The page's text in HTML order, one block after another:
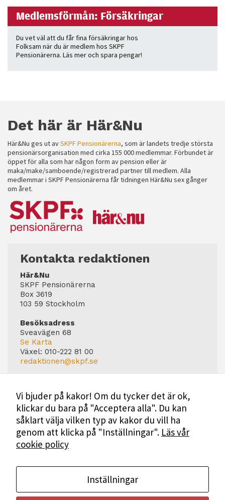
Medlemsförmån: Försäkringar
Du vet väl att du får fina försäkringar hos
Folksam när du är medlem hos SKPF
Pensionärerna. Läs mer och spara pengar!
Det här är Här&Nu
Här&Nu ges ut avSKPF Pensionärerna, som är landets tredje största
pensionärsorganisation med cirka 155 000 medlemmar. Förbundet är
öppet för alla som har någon form av pension eller är
maka/make/samboende/registrerad partner till medlem. Alla
medlemmar i SKPF Pensionärerna får tidningen Här&Nu sex gånger
om året.
Kontakta redaktionen
Här&Nu
SKPF Pensionärerna
Box 3619
103 59 Stockholm
Besöksadress
Sveavägen 68
Se Karta
Växel: 010-222 81 00
redaktionen@skpf.se
Markus Dahlberg
Tel: 0720-88 17 17
markus.dahlberg@skpf.se
Annonsering
Swartling & Bergström Media
Birger Jarlsgatan 110
Tel: 08-545 160 60
Vi bjuder på kakor! Om du tycker det är ok,
klickar du bara på "Acceptera alla". Du kan
såklart välja vilken typ av kakor du vill ha
genom att klicka på "Inställningar". Läs vår
cookie policy
Inställningar